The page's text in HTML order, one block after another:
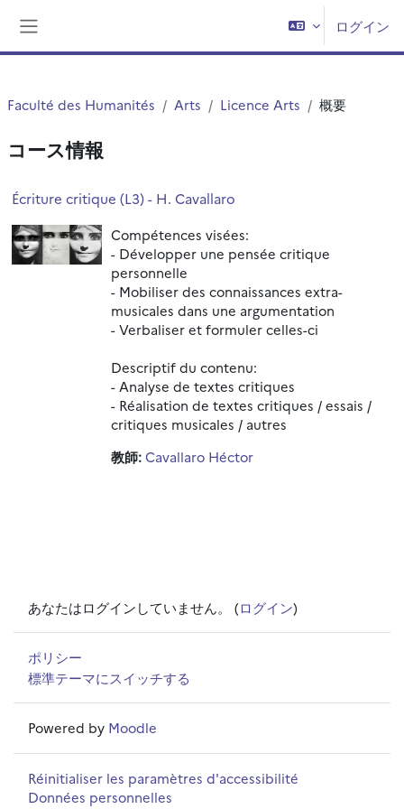
ログイン
Faculté des Humanités Arts Licence Arts 概要
コース情報
Écriture critique (L3) - H. Cavallaro
Compétences visées:
- Développer une pensée critique
personnelle
- Mobiliser des connaissances extra-
musicales dans une argumentation
- Verbaliser et formuler celles-ci
Descriptif du contenu:
- Analyse de textes critiques
- Réalisation de textes critiques / essais /
critiques musicales / autres
教師:Cavallaro Héctor
あなたはログインしていません。 (ログイン)
ポリシー
標準テーマにスイッチする
Powered by Moodle
Réinitialiser les paramètres d'accessibilité
Données personnelles